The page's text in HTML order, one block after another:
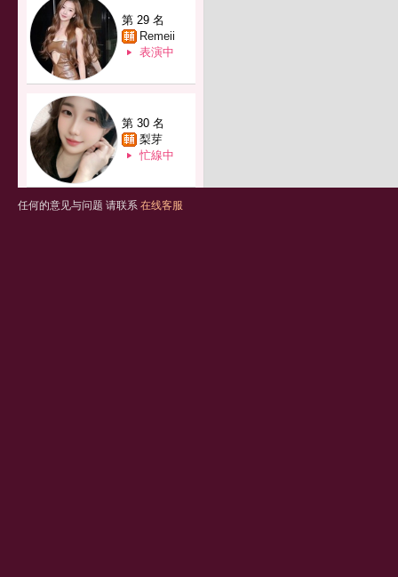
第 29 名
Remeii
表演中
第 30 名
梨芽
忙線中
任何的意见与问题 请联系 在线客服